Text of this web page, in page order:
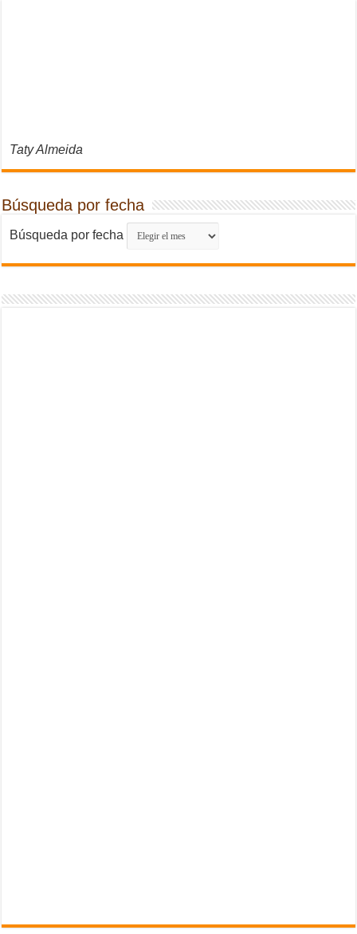
Taty Almeida
Búsqueda por fecha
Búsqueda por fecha